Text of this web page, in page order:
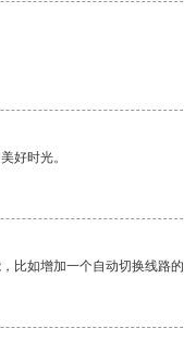
好时光。
比如增加一个自动切换线路的